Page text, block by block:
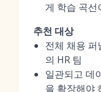
게 학습 곡선
추천 대상
전체 채용 퍼
의 HR 팀
일관되고 데
을 확장해야